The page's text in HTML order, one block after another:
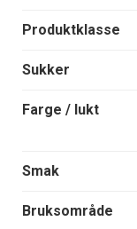
Produktklasse
Sukker
Farge / lukt
Smak
Bruksområde